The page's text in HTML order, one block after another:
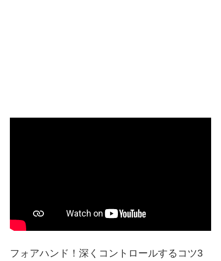
フォアハンド！深くコントロールするコツ3